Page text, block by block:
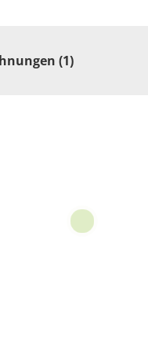
(1)
pro Einheit/Nacht